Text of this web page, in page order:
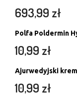
693,99 zł
Polfa Poldermin
10,99 zł
Ajurwedyjski
10,99 zł